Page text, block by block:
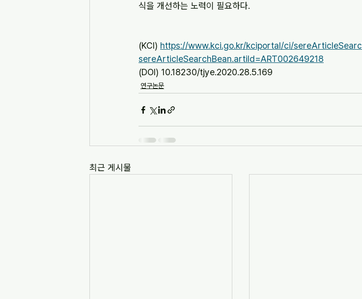
식을 개선하는 노력이 필요하다.
(KCI) https://www.kci.go.kr/kciportal/ci/
sereArticleSearchBean.artiId=ART002649218
(DOI) 10.18230/tjye.2020.28.5.169
연구논문
최근 게시물